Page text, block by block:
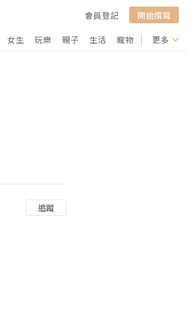
會員登記
開始撰寫
女生 玩樂 親子 生活 寵物 行山 打卡
更多
追蹤